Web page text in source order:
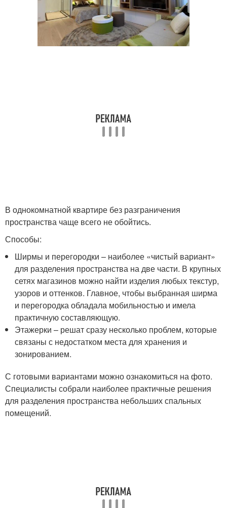
В однокомнатной квартире без разграничения
пространства чаще всего не обойтись.
Способы:
Ширмы и перегородки – наиболее «чистый вариант»
для разделения пространства на две части. В крупных
сетях магазинов можно найти изделия любых текстур,
узоров и оттенков. Главное, чтобы выбранная ширма
и перегородка обладала мобильностью и имела
практичную составляющую.
Этажерки – решат сразу несколько проблем, которые
связаны с недостатком места для хранения и
зонированием.
С готовыми вариантами можно ознакомиться на фото.
Специалисты собрали наиболее практичные решения
для разделения пространства небольших спальных
помещений.